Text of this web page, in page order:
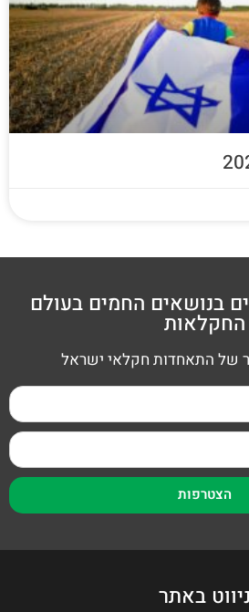
בנושאים החמים בעולם
החקלאות
של התאחדות חקלאי ישראל
הצטרפות
ניווט באתר